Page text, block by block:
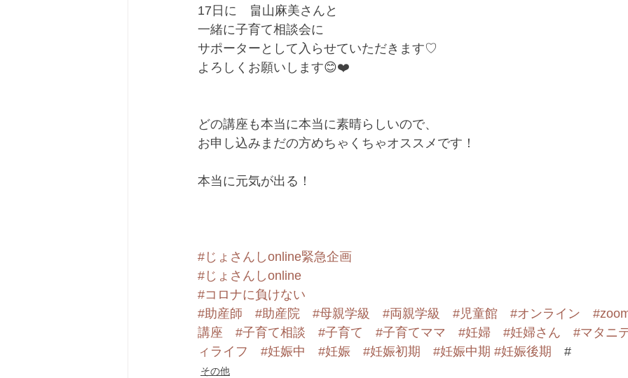
17日に　畠山麻美さんと﻿
一緒に子育て相談会に﻿
サポーターとして入らせていただきます♡﻿
よろしくお願いします😊❤️﻿
どの講座も本当に本当に素晴らしいので、﻿
お申し込みまだの方めちゃくちゃオススメです！﻿
本当に元気が出る！﻿
#じょさんしonline緊急企画
#じょさんしonline
#コロナに負けない
#助産師
#助産院 #母親学級 #両親学級 #児童館 #オンライン
講座
#子育て相談 #子育て #子育てママ #妊婦 #妊婦さん
#マタニ
ィライフ
#妊娠中 #妊娠 #妊娠初期 #妊娠中期 #妊娠後期 #
その他